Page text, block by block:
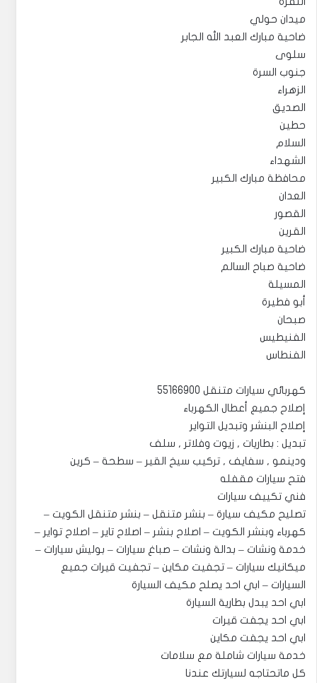
ميدان حولي
ضاحية مبارك العبد الله الجابر
سلوى
جنوب السرة
الزهراء
الصديق
حطين
السلام
الشهداء
محافظة مبارك الكبير
العدان
القصور
القرين
ضاحية مبارك الكبير
ضاحية صباح السالم
المسيلة
أبو فطيرة
صبحان
الفنيطيس
الفنطاس
كهربائي سيارات متنقل 55166900
إصلاح جميع أعطال الكهرباء
إصلاح البنشر وتبديل التواير
تبديل : بطاريات , زيوت وفلاتر , سلف
ودينمو , سفايف , تركيب سيخ القير – سطحة – كرين
فتح سيارات مقفله
فني تكييف سيارات
تصليح مكيف سيارة – بنشر متنقل – بنشر متنقل الكويت –
كهرباء وبنشر الكويت – اصلاح بنشر – اصلاح تاير – اصلاح تواير –
خدمة ونشات – بدالة ونشات – صباغ سيارات – بوليش سيارات –
ميكانيك سيارات – تجفيت مكاين – تجفيت قيرات جميع
السيارات – ابي احد يصلح مكيف السيارة
ابي احد يبدل بطارية السيارة
ابي احد يجفت قيرات
ابي احد يجفت مكاين
خدمة سيارات شاملة مع سلامات
كل ماتحتاجه لسيارتك عندنا